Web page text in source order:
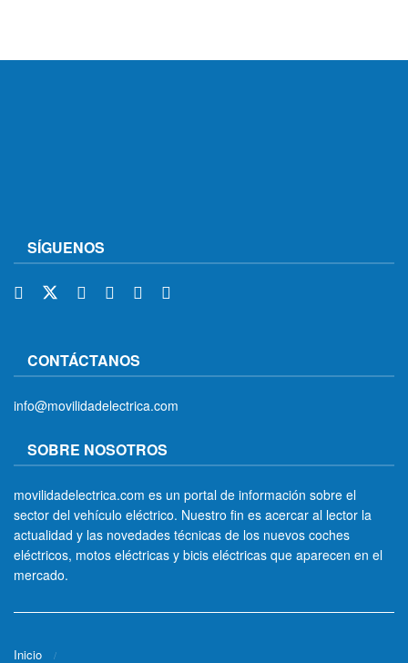
SÍGUENOS
CONTÁCTANOS
info@movilidadelectrica.com
SOBRE NOSOTROS
movilidadelectrica.com es un portal de información sobre el
sector del vehículo eléctrico. Nuestro fin es acercar al lector la
actualidad y las novedades técnicas de los nuevos coches
eléctricos, motos eléctricas y bicis eléctricas que aparecen en el
mercado.
Inicio